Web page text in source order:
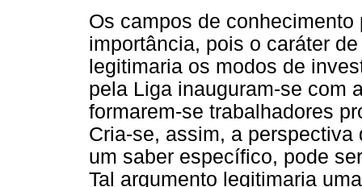
Os campos de
importância, pois o caráter
legitimaria os modos de
pela Liga inauguram-se com
formarem-se trabalhadores
Cria-se, assim, a
um saber específico, pode
Tal argumento legitimaria